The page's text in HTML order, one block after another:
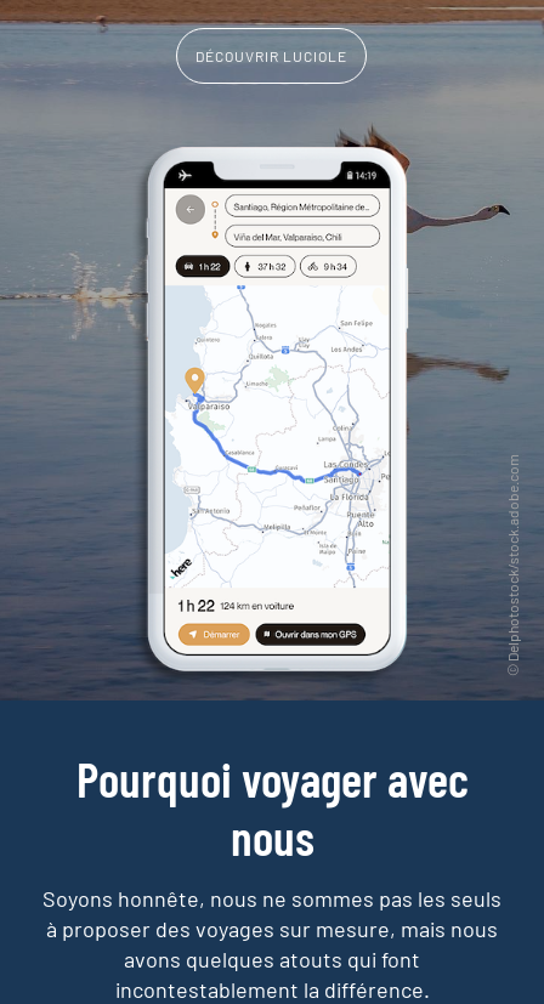
DÉCOUVRIR LUCIOLE
Pourquoi voyager avec
nous
Soyons honnête, nous ne sommes pas les seuls
à proposer des voyages sur mesure, mais nous
avons quelques atouts qui font
incontestablement la différence.